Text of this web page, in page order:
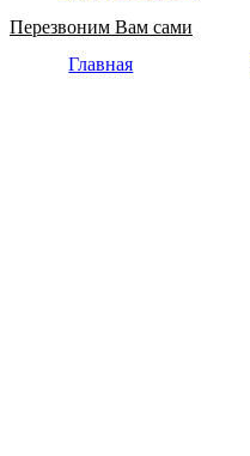
Перезвоним Вам сами
Главная